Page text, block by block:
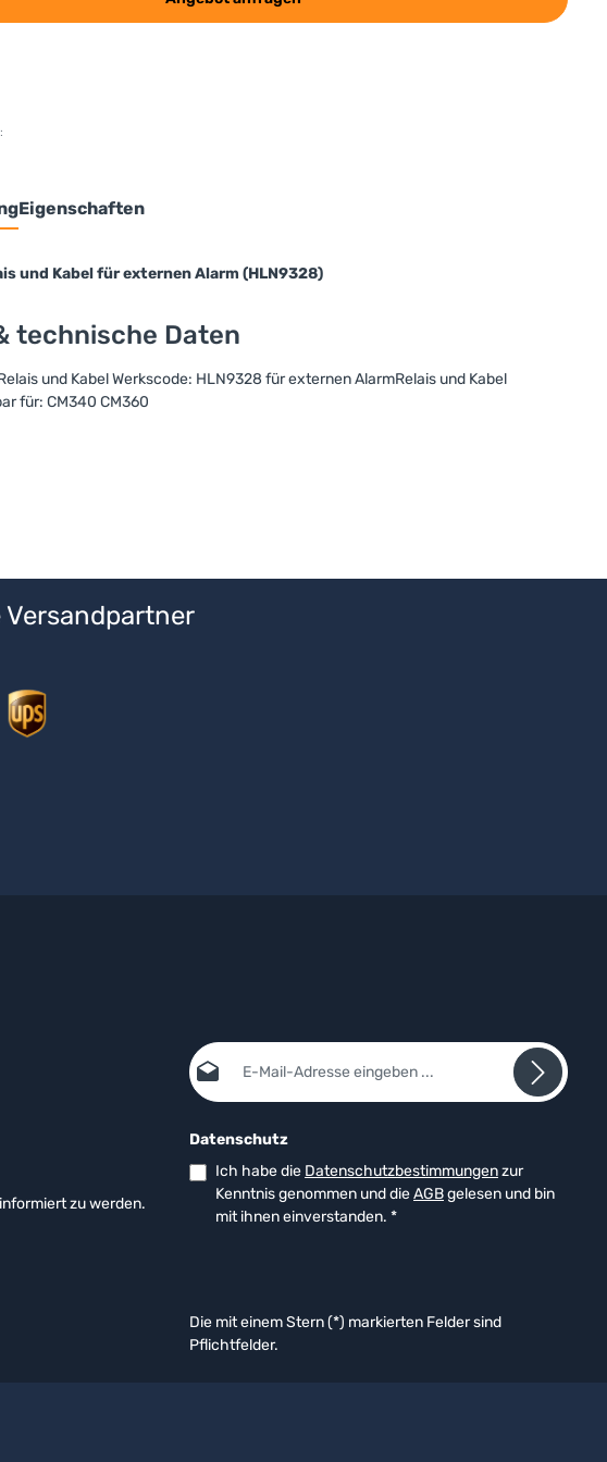
Eigenschaften
und Kabel für externen Alarm (HLN9328)
technische Daten
und Kabel Werkscode: HLN9328 für externen AlarmRelais und Kabel
für: CM340 CM360
Versandpartner
zu werden.
E-Mail-Adresse*
Datenschutz
Ich habe die Datenschutzbestimmungenzur
Kenntnis genommen und dieAGBgelesen und bin
mit ihnen einverstanden. *
Die mit einem Stern (*) markierten Felder sind
Pflichtfelder.